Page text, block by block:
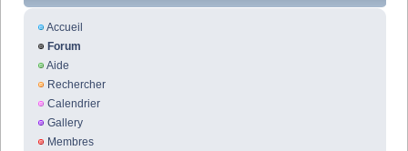
Accueil
Forum
Aide
Rechercher
Calendrier
Gallery
Membres